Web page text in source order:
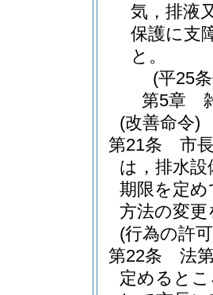
気，排液
保護に支
と。
(平25
第5章
(改善命令)
第21条
市
は，排水
期限を定
方法の変
(行為の許
第22条
法
定めると